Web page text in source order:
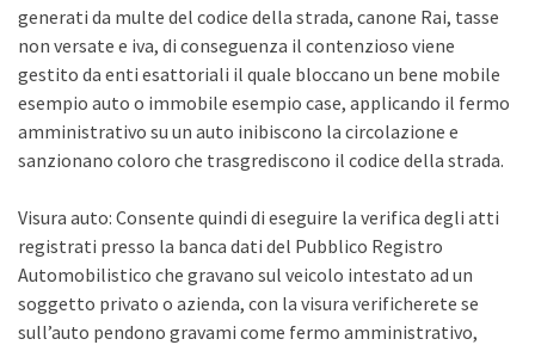
generati da multe del codice della strada, canone Rai, tasse
non versate e iva, di conseguenza il contenzioso viene
gestito da enti esattoriali il quale bloccano un bene mobile
esempio auto o immobile esempio case, applicando il fermo
amministrativo su un auto inibiscono la circolazione e
sanzionano coloro che trasgrediscono il codice della strada.
Visura auto: Consente quindi di eseguire la verifica degli atti
registrati presso la banca dati del Pubblico Registro
Automobilistico che gravano sul veicolo intestato ad un
soggetto privato o azienda, con la visura verificherete se
sull’auto pendono gravami come fermo amministrativo,